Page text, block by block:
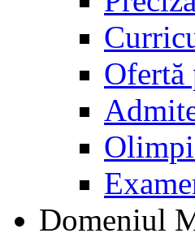
Ofertă
Domeniul